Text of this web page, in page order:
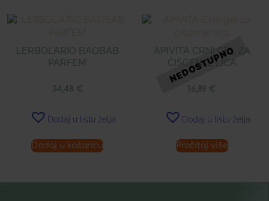
LERBOLARIO BAOBAB
PARFEM
34,48 €
Dodaj u listu želja
Dodaj u košaricu
APIVITA CRNI GEL ZA
ČIŠĆENJE LICA
16,89 €
Dodaj u listu želja
Pročitaj više